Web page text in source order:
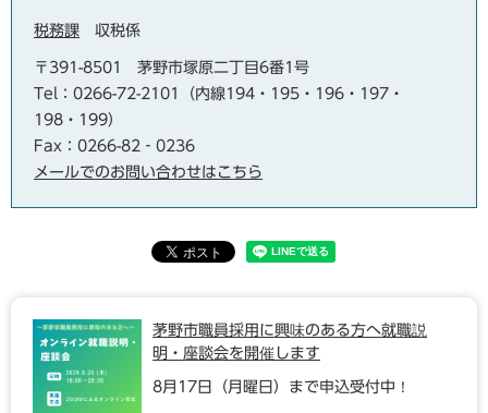
税務課 収税係
〒391-8501
茅野市塚原二丁目6番1号
Tel：0266-72-2101（内線194・195・196・197・
198・199）
Fax：0266-82‐0236
メールでのお問い合わせはこちら
茅野市職員採用に興味のある方へ就職説
明・座談会を開催します
8月17日（月曜日）まで申込受付中！